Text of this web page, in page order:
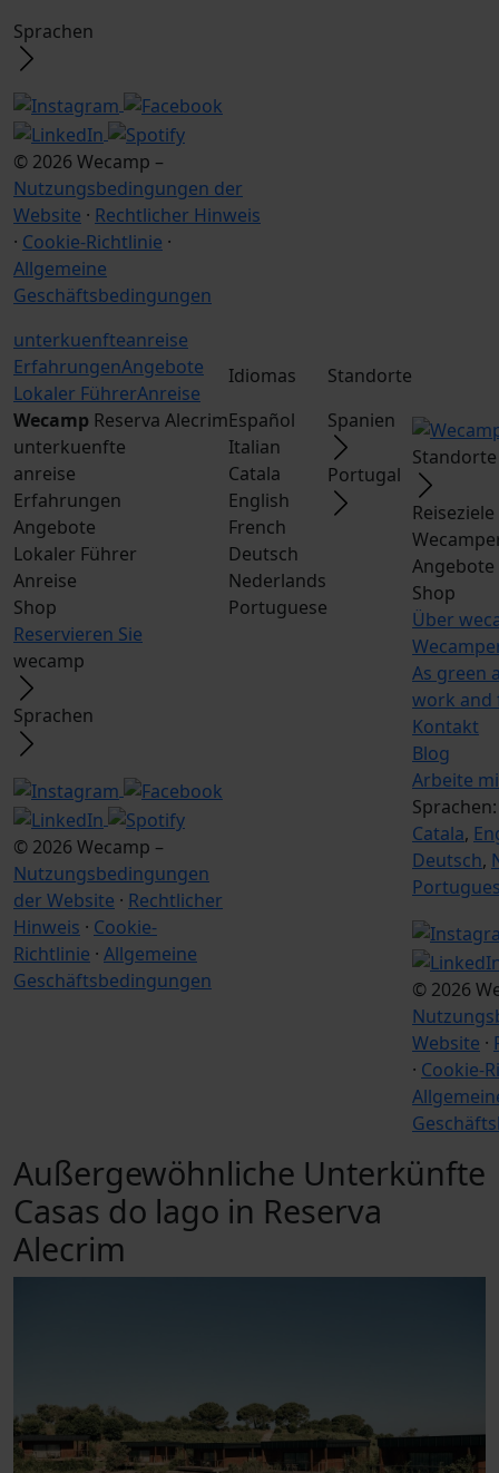
Sprachen
© 2026 Wecamp –
Nutzungsbedingungen der
Website · Rechtlicher Hinweis
· Cookie-Richtlinie ·
Allgemeine
Geschäftsbedingungen
unterkuenfteanreise
ErfahrungenAngebote
Lokaler FührerAnreise
Wecamp Reserva Alecrim
unterkuenfte
anreise
Erfahrungen
Angebote
Lokaler Führer
Anreise
Shop
Reservieren Sie
wecamp
Sprachen
© 2026 Wecamp –
Nutzungsbedingungen
der Website · Rechtlicher
Hinweis · Cookie-
Richtlinie · Allgemeine
Geschäftsbedingungen
Idiomas
Español
Italian
Catala
English
French
Deutsch
Nederlands
Portuguese
Standorte
Spanien
Portugal
Angebote
Shop
Über
As green
work and
Kontakt
Blog
Arbeite
Catala,
Deutsch,
© 2026
Website ·
· Cookie-
Außergewöhnliche Unterkünfte
Casas do lago in Reserva
Alecrim